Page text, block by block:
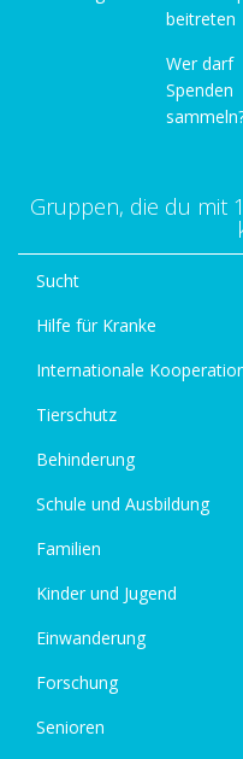
beitreten
Wer darf
Spenden
Gruppen, die du mit
Sucht
Hilfe für Kranke
Internationale
Tierschutz
Behinderung
Schule und Ausbildung
Familien
Kinder und Jugend
Einwanderung
Forschung
Senioren